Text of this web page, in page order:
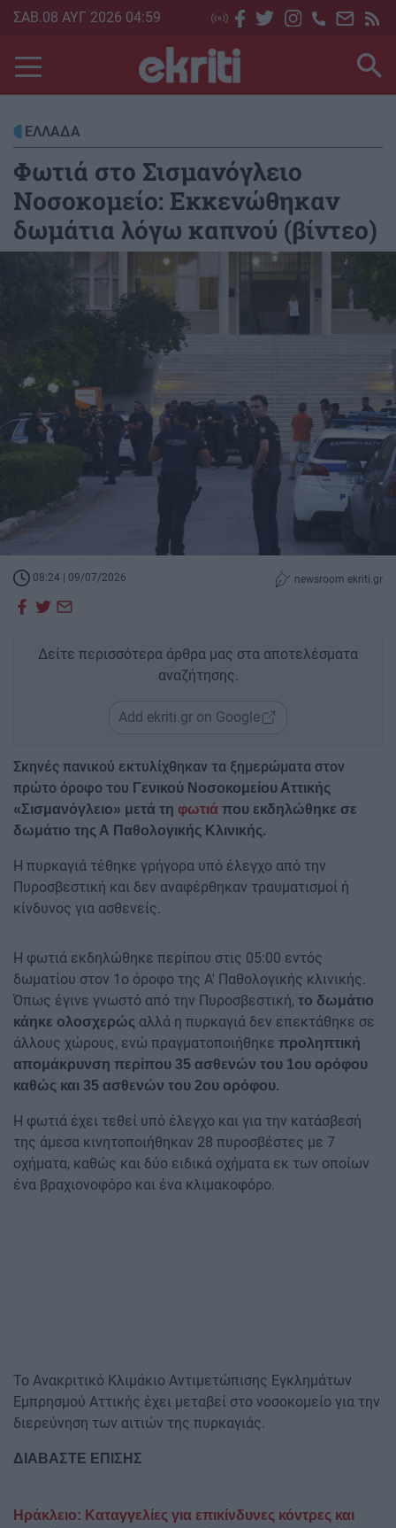
Skip
main
content
ΣΑΒ.08 ΑΥΓ 2026 04:59
ΕΛΛΑΔΑ
Φωτιά στο Σισμανόγλειο
Νοσοκομείο: Εκκενώθηκαν
δωμάτια λόγω καπνού (βίντεο)
08:24 | 09/07/2026 newsroom ekriti.gr
Δείτε περισσότερα άρθρα μας στα αποτελέσματα
αναζήτησης.
Add ekriti.gr on Google
Σκηνές πανικού εκτυλίχθηκαν τα ξημερώματα στον
πρώτο όροφο του Γενικού Νοσοκομείου Αττικής
«Σισμανόγλειο» μετά τη φωτιά που εκδηλώθηκε σε
δωμάτιο της Α Παθολογικής Κλινικής.
Η πυρκαγιά τέθηκε γρήγορα υπό έλεγχο από την
Πυροσβεστική και δεν αναφέρθηκαν τραυματισμοί ή
κίνδυνος για ασθενείς.
Η φωτιά εκδηλώθηκε περίπου στις 05:00 εντός
δωματίου στον 1ο όροφο της Α' Παθολογικής κλινικής.
Όπως έγινε γνωστό από την Πυροσβεστική, το δωμάτιο
κάηκε ολοσχερώς αλλά η πυρκαγιά δεν επεκτάθηκε σε
άλλους χώρους, ενώ πραγματοποιήθηκε προληπτική
απομάκρυνση περίπου 35 ασθενών του 1ου ορόφου
καθώς και 35 ασθενών του 2ου ορόφου.
Η φωτιά έχει τεθεί υπό έλεγχο και για την κατάσβεσή
της άμεσα κινητοποιήθηκαν 28 πυροσβέστες με 7
οχήματα, καθώς και δύο ειδικά οχήματα εκ των οποίων
ένα βραχιονοφόρο και ένα κλιμακοφόρο.
Το Ανακριτικό Κλιμάκιο Αντιμετώπισης Εγκλημάτων
Εμπρησμού Αττικής έχει μεταβεί στο νοσοκομείο για την
διερεύνηση των αιτιών της πυρκαγιάς.
ΔΙΑΒΑΣΤΕ ΕΠΙΣΗΣ
Ηράκλειο: Καταγγελίες για επικίνδυνες κόντρες και